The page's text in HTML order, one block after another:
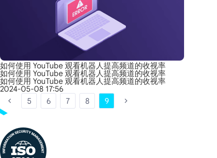
如何使用 YouTube 观看机器人提高频道的收视率
如何使用 YouTube 观看机器人提高频道的收视率
如何使用 YouTube 观看机器人提高频道的收视率
2024-05-08 17:56
5
6 7 8 9